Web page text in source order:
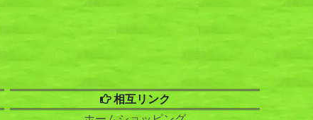
相互リンク